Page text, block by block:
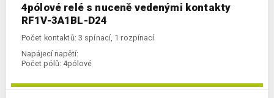
4pólové relé s nuceně vedenými kontakty
RF1V-3A1BL-D24
Počet kontaktů: 3 spínací, 1 rozpínací
Napájecí napětí:
Počet pólů: 4pólové